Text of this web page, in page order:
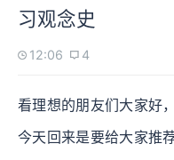
习观念史
12:06 4
看理想的朋友们大家好
今天回来是要给大家推